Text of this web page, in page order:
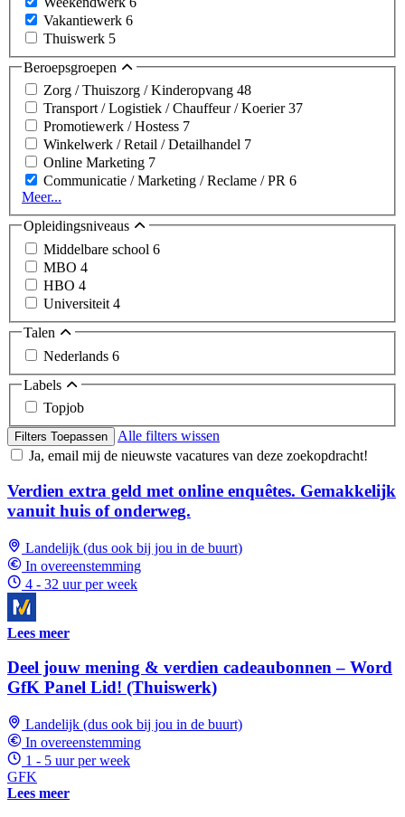
Vakantiewerk 6
Thuiswerk 5
Beroepsgroepen
Zorg / Thuiszorg / Kinderopvang 48
Transport / Logistiek / Chauffeur / Koerier37
Promotiewerk / Hostess 7
Winkelwerk / Retail / Detailhandel 7
Online Marketing 7
Communicatie / Marketing / Reclame / PR 6
Meer...
Opleidingsniveaus
Middelbare school 6
MBO 4
HBO 4
Universiteit 4
Talen
Nederlands 6
Labels
Topjob
Filters Toepassen
Alle filters wissen
Ja, email mij de nieuwste vacatures van deze zoekopdracht!
Verdien extra geld met online enquêtes. Gemakkelijk
vanuit huis of onderweg.
Landelijk (dus ook bij jou in de buurt)
In overeenstemming
4 - 32 uur per week
Lees meer
Deel jouw mening & verdien cadeaubonnen – Word
GfK Panel Lid! (Thuiswerk)
Landelijk (dus ook bij jou in de buurt)
In overeenstemming
1 - 5 uur per week
GFK
Lees meer